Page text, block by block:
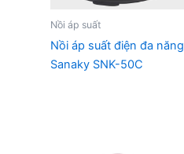
Nồi áp suất
Nồi áp suất điện đa năng
Sanaky SNK-50C